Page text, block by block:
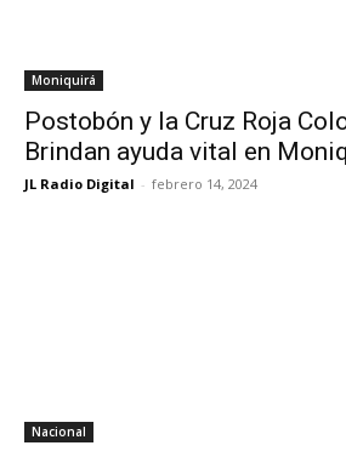
Moniquirá
Postobón y la Cruz Roja
Brindan ayuda vital en
JL Radio Digital - febrero 14, 2024
Nacional